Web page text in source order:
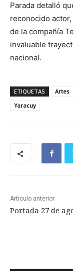
Parada detalló
reconocido
de la compañía
invaluable
nacional.
ETIQUETAS Artes
Yaracuy
Artículo anterior
Portada 27 de